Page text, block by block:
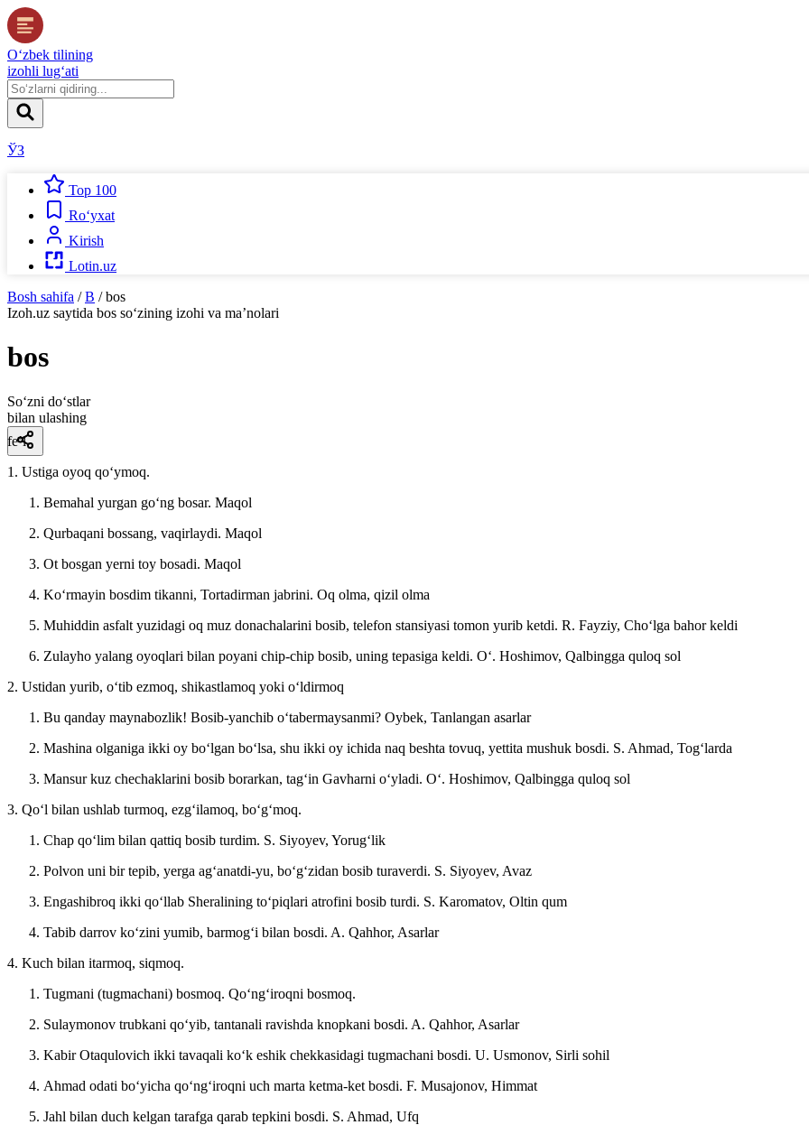
O‘zbek tilining
izohli lug‘ati
ЎЗ
Top 100
Ro‘yxat
Kirish
Lotin.uz
Bosh sahifa / B / bos
Izoh.uz saytida bos so‘zining izohi va ma’nolari
bos
So‘zni do‘stlar
bilan ulashing
fe’l
1. Ustiga oyoq qoʻymoq.
Bemahal yurgan goʻng bosar. Maqol
Qurbaqani bossang, vaqirlaydi. Maqol
Ot bosgan yerni toy bosadi. Maqol
Koʻrmayin bosdim tikanni, Tortadirman jabrini. Oq olma, qizil olma
Muhiddin asfalt yuzidagi oq muz donachalarini bosib, telefon stansiyasi tomon yurib ketdi. R. Fayziy, Choʻlga bahor keldi
Zulayho yalang oyoqlari bilan poyani chip-chip bosib, uning tepasiga keldi. Oʻ. Hoshimov, Qalbingga quloq sol
2. Ustidan yurib, oʻtib ezmoq, shikastlamoq yoki oʻldirmoq
Bu qanday maynabozlik! Bosib-yanchib oʻtabermaysanmi? Oybek, Tanlangan asarlar
Mashina olganiga ikki oy boʻlgan boʻlsa, shu ikki oy ichida naq beshta tovuq, yettita mushuk bosdi. S. Ahmad, Togʻlarda
Mansur kuz chechaklarini bosib borarkan, tagʻin Gavharni oʻyladi. Oʻ. Hoshimov, Qalbingga quloq sol
3. Qoʻl bilan ushlab turmoq, ezgʻilamoq, boʻgʻmoq.
Chap qoʻlim bilan qattiq bosib turdim. S. Siyoyev, Yorugʻlik
Polvon uni bir tepib, yerga agʻanatdi-yu, boʻgʻzidan bosib turaverdi. S. Siyoyev, Avaz
Engashibroq ikki qoʻllab Sheralining toʻpiqlari atrofini bosib turdi. S. Karomatov, Oltin qum
Tabib darrov koʻzini yumib, barmogʻi bilan bosdi. A. Qahhor, Asarlar
4. Kuch bilan itarmoq, siqmoq.
Tugmani (tugmachani) bosmoq. Qoʻngʻiroqni bosmoq.
Sulaymonov trubkani qoʻyib, tantanali ravishda knopkani bosdi. A. Qahhor, Asarlar
Kabir Otaqulovich ikki tavaqali koʻk eshik chekkasidagi tugmachani bosdi. U. Usmonov, Sirli sohil
Ahmad odati boʻyicha qoʻngʻiroqni uch marta ketma-ket bosdi. F. Musajonov, Himmat
Jahl bilan duch kelgan tarafga qarab tepkini bosdi. S. Ahmad, Ufq